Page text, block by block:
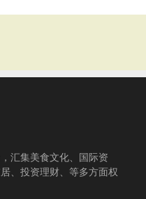
汇集美食文化、国际资
、投资理财、等多方面权